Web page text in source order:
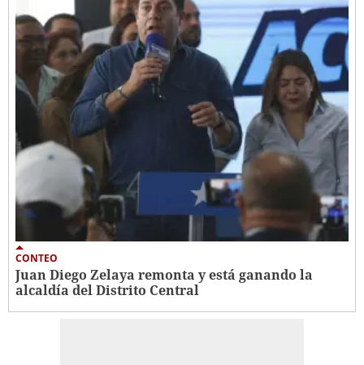
CONTEO
Juan Diego Zelaya remonta y está ganando la
alcaldía del Distrito Central